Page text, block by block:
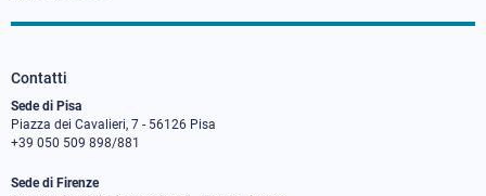
Contatti
Sede di Pisa
Piazza dei Cavalieri, 7 - 56126 Pisa
+39 050 509 898/881
Sede di Firenze